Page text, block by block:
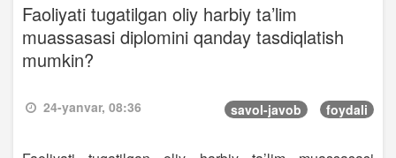
Faoliyati tugatilgan oliy harbiy ta’lim
muassasasi diplomini qanday tasdiqlatish
mumkin?
24-yanvar, 08:36 savol-javob foydali